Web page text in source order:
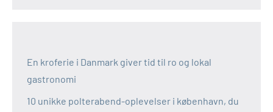
En kroferie i Danmark giver tid til ro og lokal
gastronomi
10 unikke polterabend-oplevelser i københavn, du